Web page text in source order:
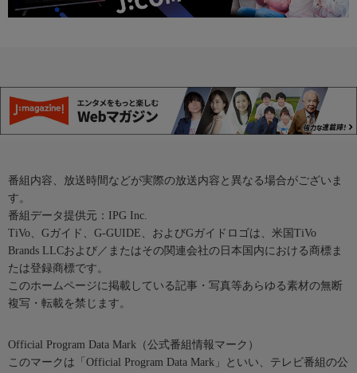
番組内容、放送時間などが実際の放送内容と異なる場合がございま
す。
番組データ提供元：IPG Inc.
TiVo、Gガイド、G-GUIDE、およびGガイドロゴは、米国TiVo
Brands LLCおよび／またはその関連会社の日本国内における商標ま
たは登録商標です。
このホームページに掲載している記事・写真等あらゆる素材の無断
複写・転載を禁じます。
Official Program Data Mark（公式番組情報マーク）
このマークは「Official Program Data Mark」といい、テレビ番組の公